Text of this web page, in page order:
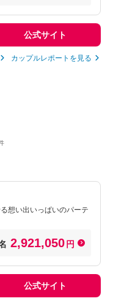
公式サイト
カップルレポートを見る
想い出いっぱいのパーテ
2,921,050 円
公式サイト